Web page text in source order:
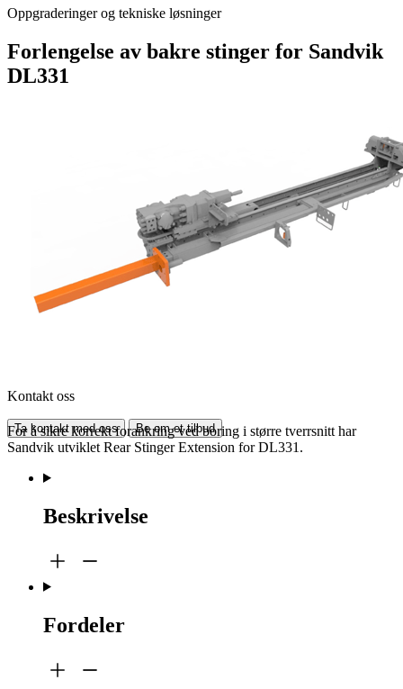
Oppgraderinger og tekniske løsninger
Forlengelse av bakre stinger for Sandvik
DL331
Kontakt oss
Ta kontakt med oss Be om et tilbud
For å sikre korrekt forankring ved boring i større tverrsnitt har
Sandvik utviklet Rear Stinger Extension for DL331.
Beskrivelse
Fordeler